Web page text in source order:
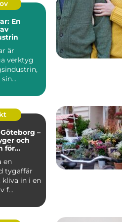
En
är
verktyg
–
och
för
en
tygaffär
in i en
f...